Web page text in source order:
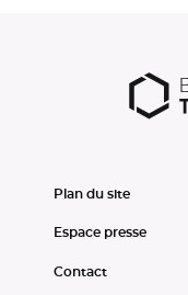
Plan du site
Espace presse
Contact